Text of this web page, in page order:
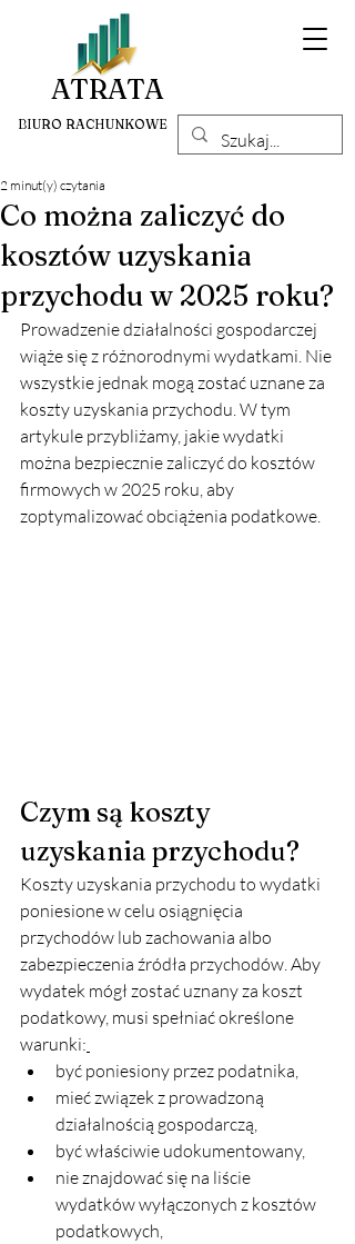
ATRATA
BIURO RACHUNKOWE
Co można zaliczyć do
kosztów uzyskania
przychodu w 2025 roku?
2 minut(y) czytania
Prowadzenie działalności gospodarczej
wiąże się z różnorodnymi wydatkami. Nie
wszystkie jednak mogą zostać uznane za
koszty uzyskania przychodu. W tym
artykule przybliżamy, jakie wydatki
można bezpiecznie zaliczyć do kosztów
firmowych w 2025 roku, aby
zoptymalizować obciążenia podatkowe.
Czym są koszty
uzyskania przychodu?
Koszty uzyskania przychodu to wydatki
poniesione w celu osiągnięcia
przychodów lub zachowania albo
zabezpieczenia źródła przychodów. Aby
wydatek mógł zostać uznany za koszt
podatkowy, musi spełniać określone
warunki:
być poniesiony przez podatnika,
mieć związek z prowadzoną
działalnością gospodarczą,
być właściwie udokumentowany,
nie znajdować się na liście
wydatków wyłączonych z kosztów
podatkowych,